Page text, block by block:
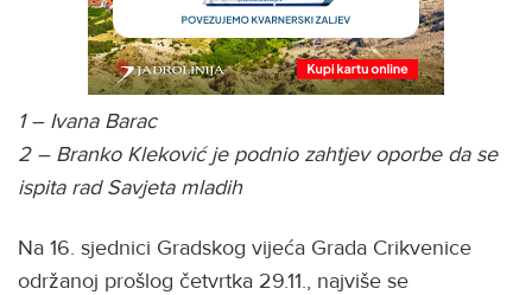
1 – Ivana Barac
2 – Branko Kleković je podnio zahtjev oporbe da se
ispita rad Savjeta mladih
Na 16. sjednici Gradskog vijeća Grada Crikvenice
održanoj prošlog četvrtka 29.11., najviše se